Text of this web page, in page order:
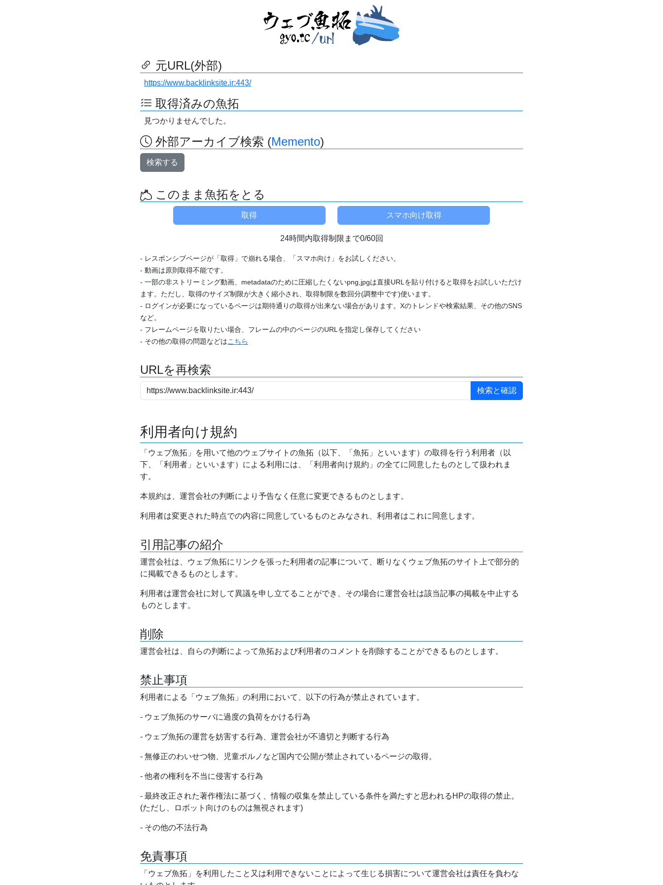
元URL(外部)
https://www.backlinksite.ir:443/
取得済みの魚拓
見つかりませんでした。
外部アーカイブ検索 (Memento)
検索する
このまま魚拓をとる
24時間内取得制限まで0/60回
- レスポンシブページが「取得」で崩れる場合、「スマホ向け」をお試しください。
- 動画は原則取得不能です。
- 一部の非ストリーミング動画、metadataのために圧縮したくないpng,jpgは直接URLを貼り付けると取得をお試しいただけ
ます。ただし、取得のサイズ制限が大きく縮小され、取得制限を数回分(調整中です)使います。
- ログインが必要になっているページは期待通りの取得が出来ない場合があります。Xのトレンドや検索結果、その他のSNS
など。
- フレームページを取りたい場合、フレームの中のページのURLを指定し保存してください
- その他の取得の問題などはこちら
URLを再検索
利用者向け規約
「ウェブ魚拓」を用いて他のウェブサイトの魚拓（以下、「魚拓」といいます）の取得を行う利用者（以
下、「利用者」といいます）による利用には、「利用者向け規約」の全てに同意したものとして扱われま
す。
本規約は、運営会社の判断により予告なく任意に変更できるものとします。
利用者は変更された時点での内容に同意しているものとみなされ、利用者はこれに同意します。
引用記事の紹介
運営会社は、ウェブ魚拓にリンクを張った利用者の記事について、断りなくウェブ魚拓のサイト上で部分的
に掲載できるものとします。
利用者は運営会社に対して異議を申し立てることができ、その場合に運営会社は該当記事の掲載を中止する
ものとします。
削除
運営会社は、自らの判断によって魚拓および利用者のコメントを削除することができるものとします。
禁止事項
利用者による「ウェブ魚拓」の利用において、以下の行為が禁止されています。
- ウェブ魚拓のサーバに過度の負荷をかける行為
- ウェブ魚拓の運営を妨害する行為、運営会社が不適切と判断する行為
- 無修正のわいせつ物、児童ポルノなど国内で公開が禁止されているページの取得。
- 他者の権利を不当に侵害する行為
- 最終改正された著作権法に基づく、情報の収集を禁止している条件を満たすと思われるHPの取得の禁止。
(ただし、ロボット向けのものは無視されます)
- その他の不法行為
免責事項
「ウェブ魚拓」を利用したこと又は利用できないことによって生じる損害について運営会社は責任を負わな